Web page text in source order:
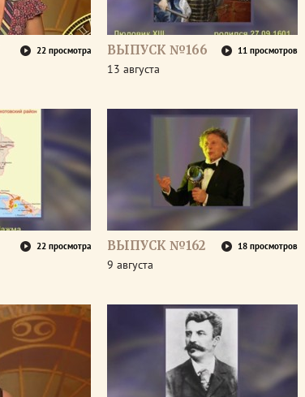
22 просмотра ВЫПУСК №166 11 просмотров
13 августа
22 просмотра ВЫПУСК №162 18 просмотров
9 августа